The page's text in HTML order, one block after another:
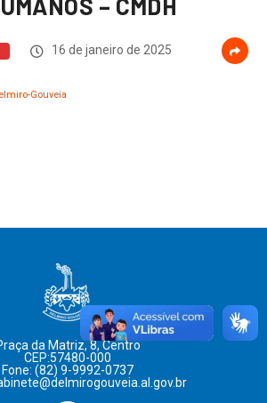
– CMDH
16 de janeiro de 2025
Gouveia
da Matriz, 8, Centro
CEP:57480-000
Fone: (82) 9-9992-0737